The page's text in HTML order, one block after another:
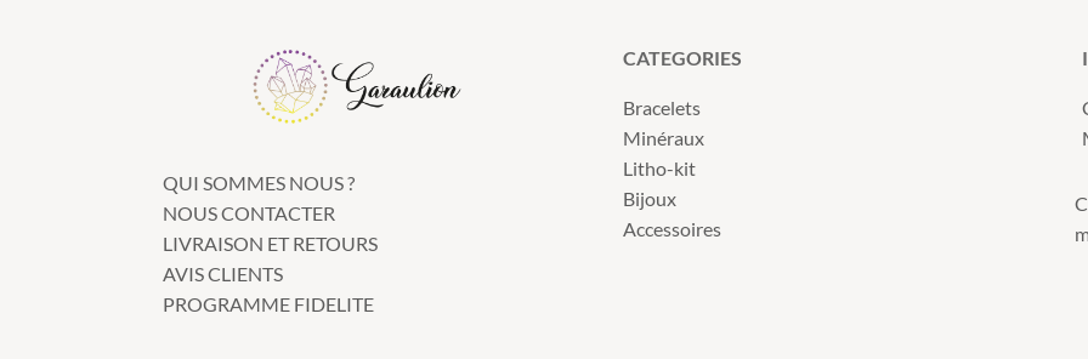
QUI SOMMES NOUS ?
NOUS CONTACTER
LIVRAISON ET RETOURS
AVIS CLIENTS
PROGRAMME FIDELITE
CATEGORIES
Bracelets
Minéraux
Litho-kit
Bijoux
Accessoires